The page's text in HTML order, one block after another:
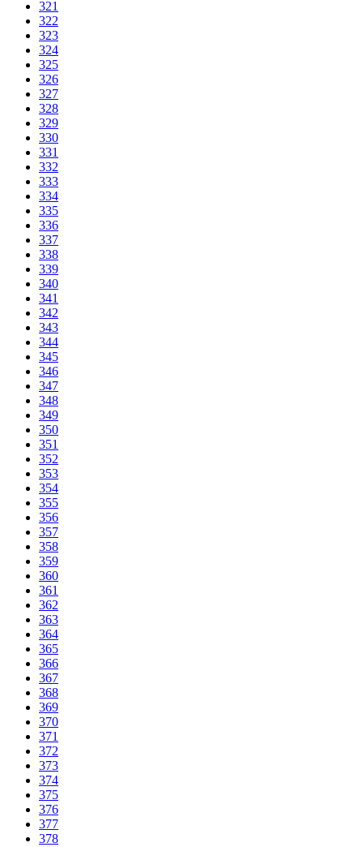
321
322
323
324
325
326
327
328
329
330
331
332
333
334
335
336
337
338
339
340
341
342
343
344
345
346
347
348
349
350
351
352
353
354
355
356
357
358
359
360
361
362
363
364
365
366
367
368
369
370
371
372
373
374
375
376
377
378